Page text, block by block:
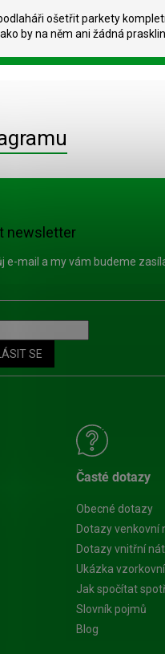
c
í
p
r
v
ý
i
ošetřit parkety
by na něm ani žádná
Časté dotazy
Obecné dotazy
Dotazy venkovní
Dotazy vnitřní
Ukázka
Jak spočítat
Slovník pojmů
Blog
newsletter
e-mail a my vám budeme
SE